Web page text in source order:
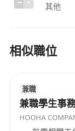
其他
相似職位
兼職
兼職學生事
HOOHA